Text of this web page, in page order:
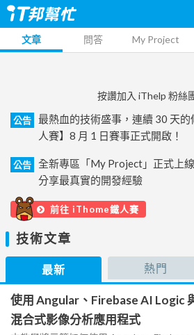
文章 問答 My Project
按讚加入 iThelp 粉絲
公告
最熱血的技術盛事，連續 30 天
人賽】8 月 1 日賽事正式開啟！
公告
全新專區「My Project」正式上
分享最真實的開發經驗
前往 iThome鐵人賽
技術文章
最新 熱門
使用 Angular、Firebase AI Logic
混合式影像分析應用程式